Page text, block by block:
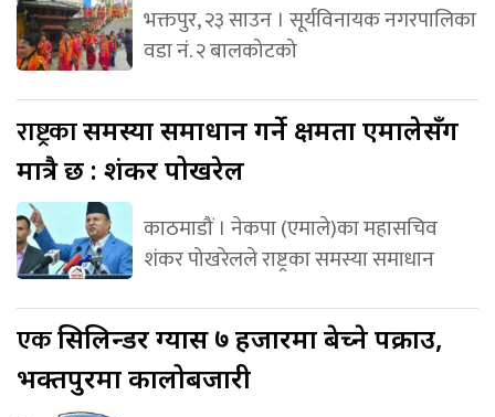
भक्तपुर, २३ साउन । सूर्यविनायक नगरपालिका
वडा नं. २ बालकोटको
राष्ट्रकासमस्या समाधान गर्ने क्षमता एमालेसँग
मात्रै छ : शंकर पोखरेल
काठमाडौं । नेकपा (एमाले)का महासचिव
शंकर पोखरेलले राष्ट्रका समस्या समाधान
एकसिलिन्डर ग्यास ७ हजारमा बेच्ने पक्राउ,
भक्तपुरमा कालोबजारी